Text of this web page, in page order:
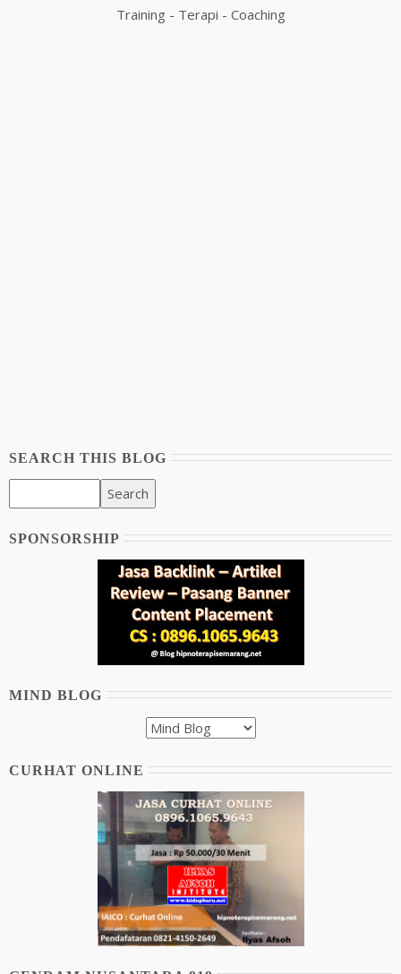
Training - Terapi - Coaching
SEARCH THIS BLOG
SPONSORSHIP
MIND BLOG
CURHAT ONLINE